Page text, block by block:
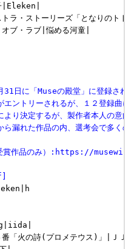
|Eleken|
ラ・ストーリーズ「となりのト
ブ・ラブ|悩める河童|
日に「Museの殿堂」に登録され
ントリーされるが、１２登録曲
り決定するが、製作者本人の意
漏れた作品の内、選考会で多く
受賞作品のみ）:https://
「火の詩(プロメテウス)」|ＪＪ|